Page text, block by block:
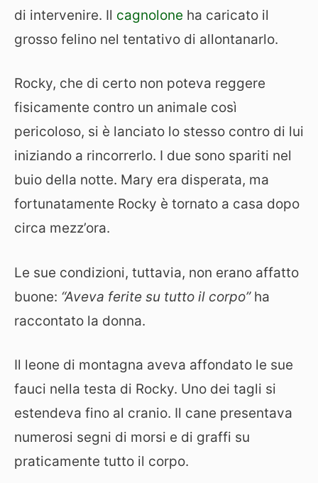
di intervenire. Il cagnolone ha caricato il
grosso felino nel tentativo di allontanarlo.
Rocky, che di certo non poteva reggere
fisicamente contro un animale così
pericoloso, si è lanciato lo stesso contro di lui
iniziando a rincorrerlo. I due sono spariti nel
buio della notte. Mary era disperata, ma
fortunatamente Rocky è tornato a casa dopo
circa mezz’ora.
Le sue condizioni, tuttavia, non erano affatto
buone: “Aveva ferite su tutto il corpo”ha
raccontato la donna.
Il leone di montagna aveva affondato le sue
fauci nella testa di Rocky. Uno dei tagli si
estendeva fino al cranio. Il cane presentava
numerosi segni di morsi e di graffi su
praticamente tutto il corpo.